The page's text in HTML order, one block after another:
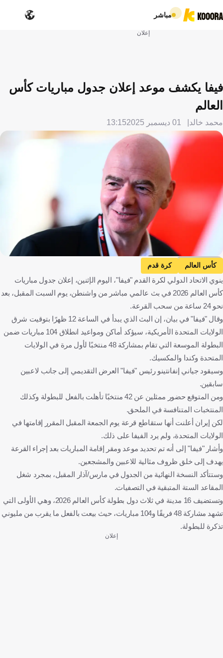
مباشر
إعلان
فيفا يكشف موعد إعلان جدول مباريات كأس
العالم
محمد خالد 01 ديسمبر 2025 13:15
Getty Images
كأس العالم كرة قدم
ينوي الاتحاد الدولي لكرة القدم "فيفا"، اليوم الإثنين، إعلان جدول مباريات
كأس العالم 2026 في بث عالمي مباشر من واشنطن، يوم السبت المقبل، بعد
نحو 24 ساعة من سحب القرعة.
وقال "فيفا" في بيان، إن البث الذي يبدأ في الساعة 12 ظهرًا بتوقيت شرق
الولايات المتحدة الأمريكية، سيؤكد أماكن ومواعيد انطلاق 104 مباريات ضمن
البطولة الموسعة التي تقام بمشاركة 48 منتخبًا لأول مرة في الولايات
المتحدة وكندا والمكسيك.
وسيقود جياني إنفانتينو رئيس "فيفا" العرض التقديمي إلى جانب لاعبين
سابقين.
ومن المتوقع حضور ممثلين عن 42 منتخبًا تأهلت بالفعل للبطولة وكذلك
المنتخبات المتنافسة في الملحق.
لكن إيران أعلنت أنها ستقاطع قرعة يوم الجمعة المقبل المقرر إقامتها في
الولايات المتحدة، ولم يرد الفيفا على ذلك.
وأشار "فيفا" إلى أنه تم تحديد موعد ومقر إقامة المباريات بعد إجراء القرعة
يهدف إلى خلق ظروف مثالية للاعبين والمشجعين.
وستتأكد النسخة النهائية من الجدول في مارس/آذار المقبل، بمجرد شغل
المقاعد الستة المتبقية في التصفيات.
وتستضيف 16 مدينة في ثلاث دول بطولة كأس العالم 2026، وهي الأولى التي
تشهد مشاركة 48 فريقًا و104 مباريات، حيث بيعت بالفعل ما يقرب من مليوني
تذكرة للبطولة.
إعلان